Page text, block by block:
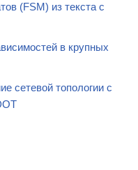
(FSM) из текста с
в крупных
сетевой топологии с